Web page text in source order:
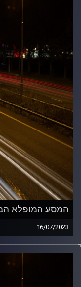
המסע המופלא
16/07/2023
מוזיקה שתלווה
הביתה בשלום עם
קרדיט תמונות: